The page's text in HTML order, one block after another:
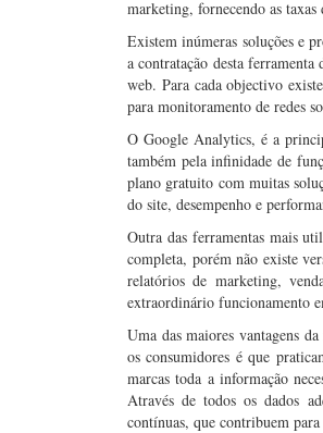
marketing, fornecendo as
Existem inúmeras soluções e
a contratação desta
web. Para cada objectivo
para monitoramento de redes
O Google Analytics, é a
também pela infinidade de
plano gratuito com muitas
do site, desempenho e
Outra das ferramentas mais
completa, porém não existe
relatórios de marketing,
extraordinário funcionamento
Uma das maiores vantagens
os consumidores é que
marcas toda a informação
Através de todos os dados
contínuas, que contribuem